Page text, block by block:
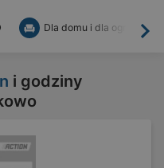
Dla domu i dla ogrodu
i godziny